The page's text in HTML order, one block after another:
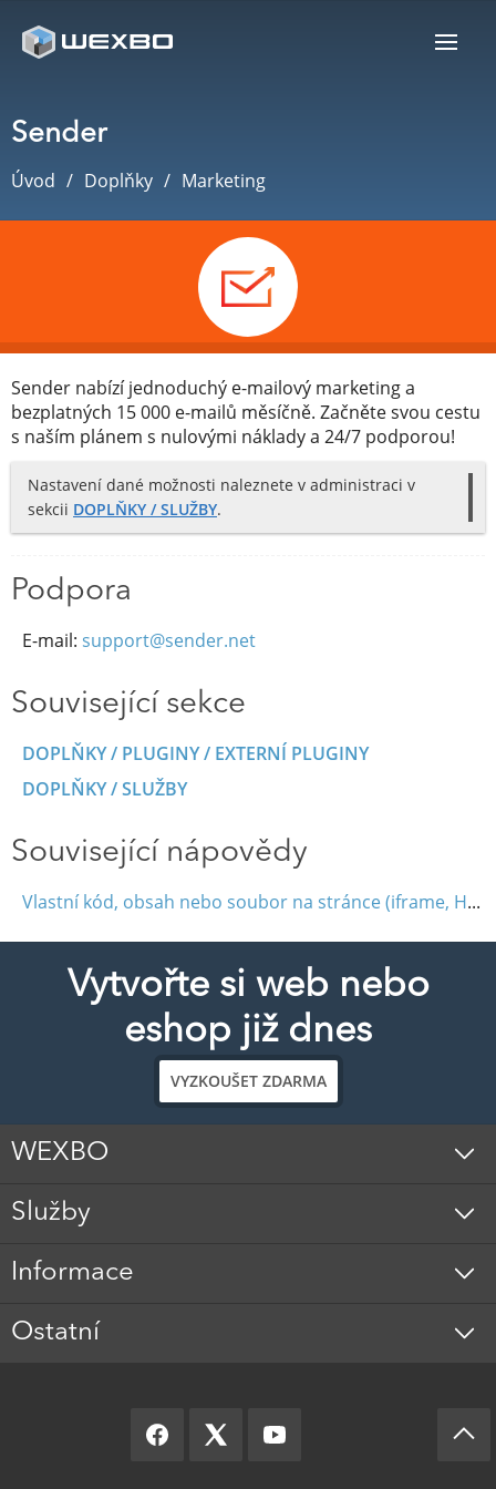
Sender
Úvod Doplňky Marketing
Sender nabízí jednoduchý e-mailový marketing a
bezplatných 15 000 e-mailů měsíčně. Začněte svou cestu
s naším plánem s nulovými náklady a 24/7 podporou!
Nastavení dané možnosti naleznete v administraci v
sekcii DOPLŇKY / SLUŽBY.
Podpora
E-mail: support@sender.net
Související sekce
DOPLŇKY / PLUGINY / EXTERNÍ PLUGINY
DOPLŇKY / SLUŽBY
Související nápovědy
Vlastní kód, obsah nebo soubor na stránce (iframe, HTML, JavaScript)
Vytvořte si web nebo
eshop již dnes
VYZKOUŠET ZDARMA
WEXBO
Služby
Informace
Ostatní